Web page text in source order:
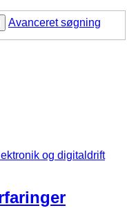
Avanceret søgning
og digitaldrift